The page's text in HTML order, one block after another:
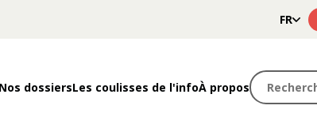
FR
Nos dossiersLes coulisses de l'infoÀ propos
Rechercher